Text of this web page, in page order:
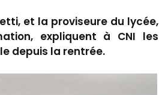
et la proviseure du lycée,
expliquent à CNI les
depuis la rentrée.